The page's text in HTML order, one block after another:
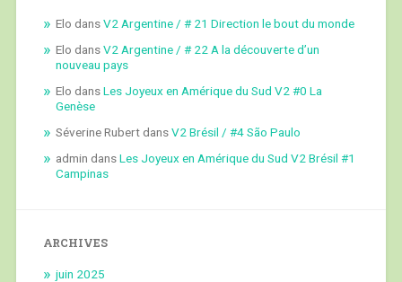
Elo dansV2 Argentine / # 21 Direction le bout du monde
Elo dansV2 Argentine / # 22 A la découverte d’un
nouveau pays
Elo dansLes Joyeux en Amérique du Sud V2 #0 La
Genèse
Séverine RubertdansV2 Brésil / #4 São Paulo
admin dansLes Joyeux en Amérique du Sud V2 Brésil #1
Campinas
ARCHIVES
juin 2025